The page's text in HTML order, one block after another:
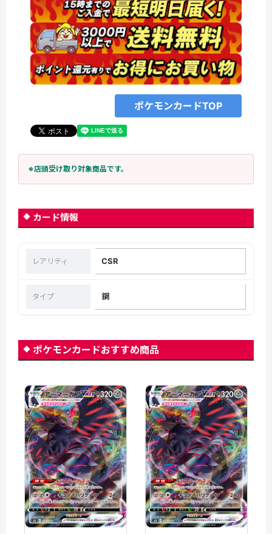
ポケモンカードTOP
※店頭受け取り対象商品です。
カード情報
レアリティ CSR
タイプ 鋼
ポケモンカードおすすめ商品